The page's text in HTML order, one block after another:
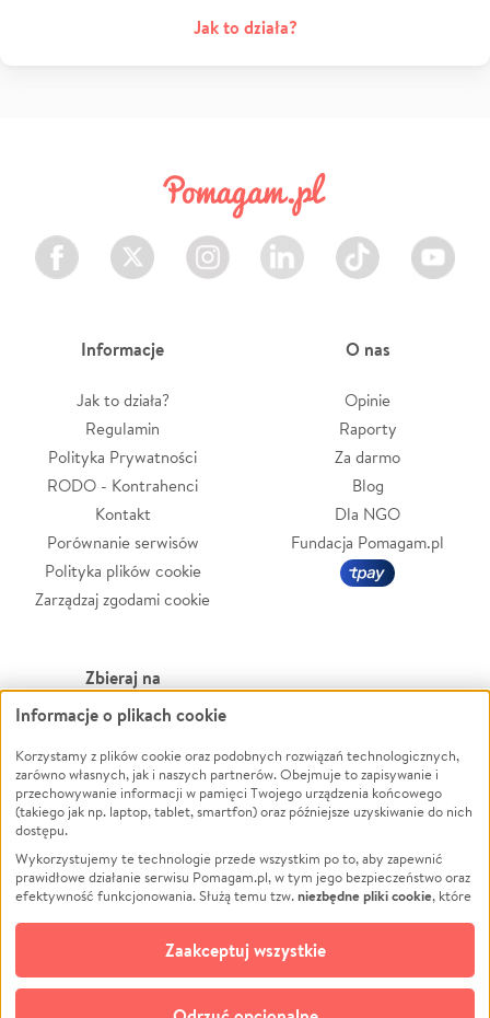
Jak to działa?
Facebook Twitter Instagram LinkedIn TikTok Youtube
Informacje
Jak to działa?
Regulamin
Polityka Prywatności
RODO - Kontrahenci
Kontakt
Porównanie serwisów
Polityka plików cookie
Zarządzaj zgodami cookie
O nas
Opinie
Raporty
Za darmo
Blog
Dla NGO
Fundacja Pomagam.pl
Zbieraj na
Leczenie
Zwierzęta
Pożar
Ukraina
Pomoc Finansowa
Projekty
Pogrzeb
Społeczność lokalna
Kultura
Powódź
Wichura
NGO
Edukacja
Podróż
Impreza
Ochrona środowiska
Biznes
Informacje o plikach cookie
Korzystamy z plików cookie oraz podobnych rozwiązań technologicznych,
zarówno własnych, jak i naszych partnerów. Obejmuje to zapisywanie i
przechowywanie informacji w pamięci Twojego urządzenia końcowego
(takiego jak np. laptop, tablet, smartfon) oraz późniejsze uzyskiwanie do nich
dostępu.
Wykorzystujemy te technologie przede wszystkim po to, aby zapewnić
prawidłowe działanie serwisu Pomagam.pl, w tym jego bezpieczeństwo oraz
efektywność funkcjonowania. Służą temu tzw.niezbędne pliki cookie, które
opcjonalnych plików cookie
technologii do celów analitycznych i retargetingowych. Możesz wyrazić
zgodę na ich stosowanie lub jej odmówić. W dowolnym momencie masz
możliwość zmiany swoich preferencji na stronie „Zarządzaj zgodami cookie”,
Zaakceptuj wszystkie